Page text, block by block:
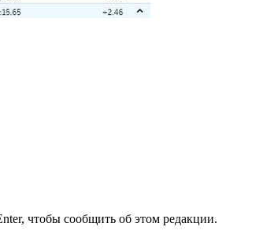
чтобы сообщить об этом редакции.